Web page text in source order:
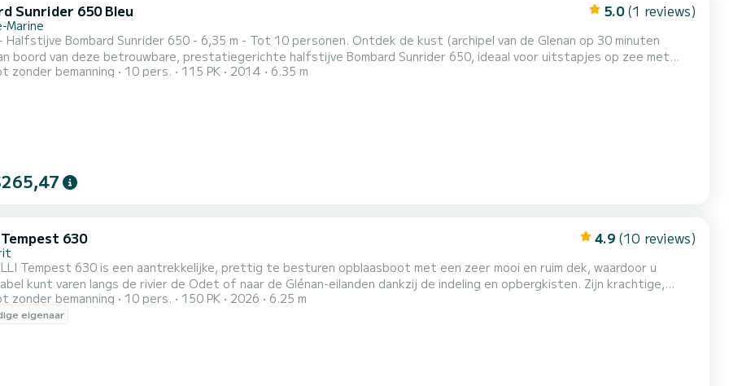
Sunrider 650 Bleu 5.0 (1 reviews)
Marine
Bombard Sunrider 650 - 6,35 m - Tot 10 personen. Ontdek de kust (archipel van de Glenan op 30 minuten
boord van deze betrouwbare, prestatiegerichte halfstijve Bombard Sunrider 650, ideaal voor uitstapjes op zee met
10 personen (ideaal 8 personen voor meer comfort). Vermogen: 115
zonder bemanning 10 pers. 115 PK 2014 6.35 m
630 4.9 (10 reviews)
Tempest 630 is een aantrekkelijke, prettig te besturen opblaasboot met een zeer mooi en ruim dek, waardoor u
kunt varen langs de rivier de Odet of naar de Glénan-eilanden dankzij de indeling en opbergkisten. Zijn krachtige,
stille Yamaha 150pk motor stelt u in staat om de sensaties van watersporten zoals tubing, wakeboarden of waterskiën
zonder bemanning 10 pers. 150 PK 2026 6.25 m
eigenaar